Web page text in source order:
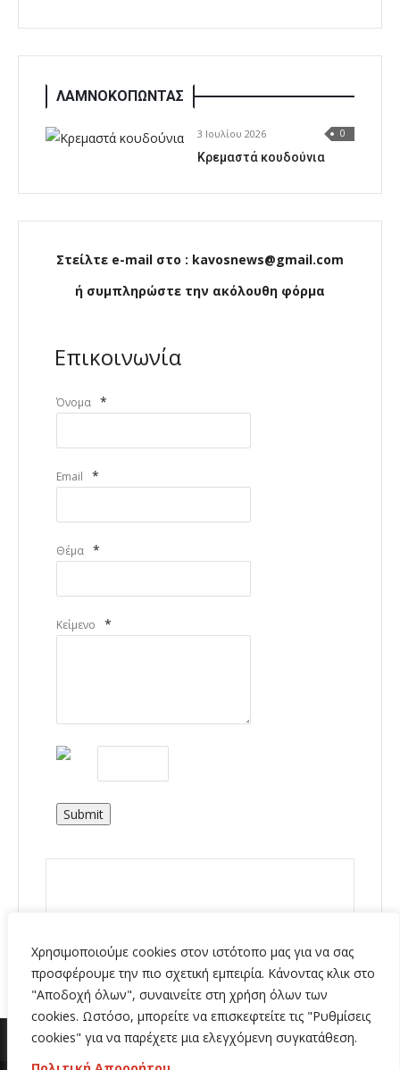
Χρησιμοποιούμε cookies στον ιστότοπο μας για να σας
προσφέρουμε την πιο σχετική εμπειρία. Κάνοντας κλικ στο
"Αποδοχή όλων", συναινείτε στη χρήση όλων των
cookies. Ωστόσο, μπορείτε να επισκεφτείτε τις "Ρυθμίσεις
cookies" για να παρέχετε μια ελεγχόμενη συγκατάθεση.
ΛΑΜΝΟΚΟΠΩΝΤΑΣ
3 Ιουλίου 2026 0
Κρεμαστά κουδούνια
Στείλτε e-mail στο : kavosnews@gmail.com
ή συμπληρώστε την ακόλουθη φόρμα
Επικοινωνία
Όνομα *
Email *
Θέμα *
Κείμενο *
Submit